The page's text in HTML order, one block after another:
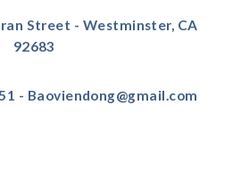
Street - Westminster, CA
92683
- Baoviendong@gmail.com